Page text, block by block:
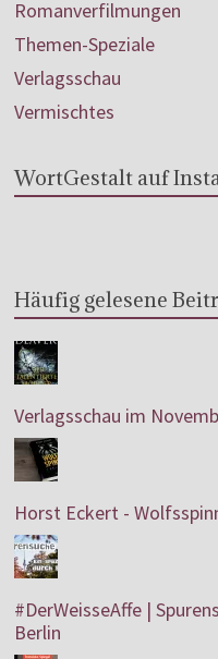
Romanverfilmungen
Themen-Speziale
Verlagsschau
Vermischtes
WortGestalt auf
Häufig gelesene
Verlagsschau im
Horst Eckert -
#DerWeisseAffe |
Berlin